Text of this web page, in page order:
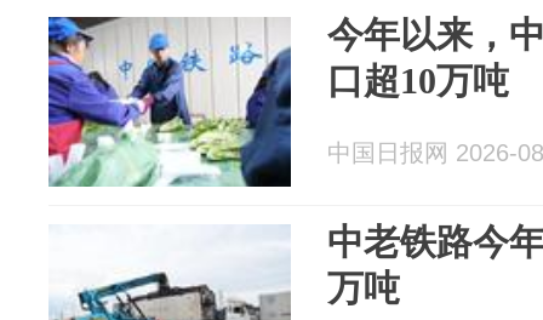
今年以来，
口超10万吨
中国日报网 2026-
中老铁路今
万吨